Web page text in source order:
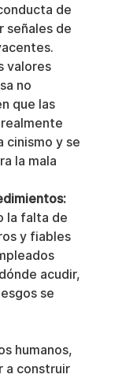
de
señales de
valores
no
que las
cinismo y se
la mala
la falta de
y fiables
acudir,
se
humanos,
a construir